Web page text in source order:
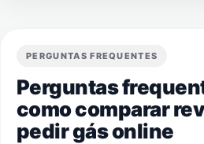
PERGUNTAS FREQUENTES
Perguntas
como comparar
pedir gás online